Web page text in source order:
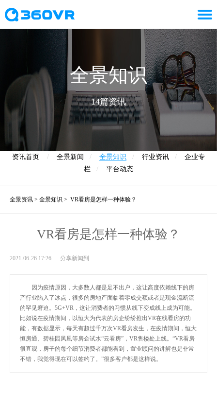
全景知识
14篇资讯
资讯首页 / 全景新闻 / 全景知识 / 行业资讯 /
企业专
栏
/ 平台动态
全景资讯 > 全景知识 > VR看房是怎样一种体验？
VR看房是怎样一种体验？
2021-06-26 17:26 分享新闻到
因为疫情原因，大多数人都是足不出户，这让高度依赖线下的房
产行业陷入了冰点，很多的房地产面临着零成交额或者是现金流断流
的罕见窘迫。5G+VR，这让消费者的习惯从线下变成线上成为可能。
比如说在疫情期间，以恒大为代表的房企纷纷推出VR在线看房的功
能，有数据显示，每天有超过千万次VR看房发生，在疫情期间，恒大
恒房通、碧桂园凤凰等房企试水“云看房”，VR售楼处上线。“VR看房
很直观，房子的每个细节消费者都能看到，置业顾问的讲解也是非常
不错，我觉得现在可以签约了。”很多客户都是这样说。